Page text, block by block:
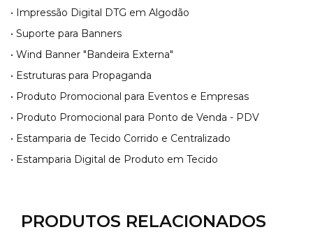
• Impressão Digital DTG em Algodão
• Suporte para Banners
• Wind Banner "Bandeira Externa"
• Estruturas para Propaganda
• Produto Promocional para Eventos e Empresas
• Produto Promocional para Ponto de Venda - PDV
• Estamparia de Tecido Corrido e Centralizado
• Estamparia Digital de Produto em Tecido
PRODUTOS RELACIONADOS